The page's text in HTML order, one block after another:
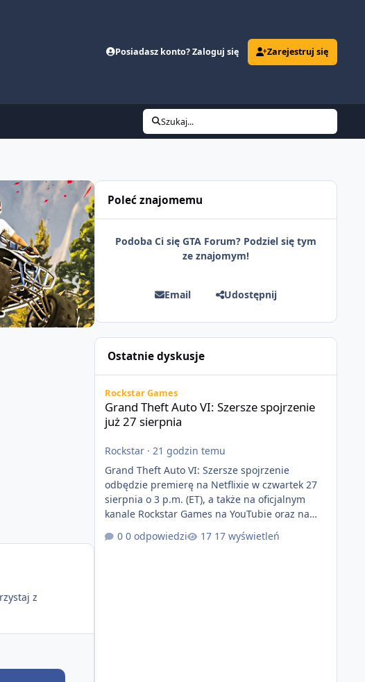
Posiadasz konto? Zaloguj się Zarejestruj się
Szukaj...
z
Poleć znajomemu
Podoba Ci się GTA Forum? Podziel się tym
ze znajomym!
Email Udostępnij
Ostatnie dyskusje
Rockstar Games
Grand Theft Auto VI: Szersze spojrzenie
już 27 sierpnia
Rockstar· 21 godzin temu
Grand Theft Auto VI: Szersze spojrzenie
odbędzie premierę na Netflixie w czwartek 27
sierpnia o 3 p.m. (ET), a także na oficjalnym
kanale Rockstar Games na YouTubie oraz na
stronie Grand Theft Auto VI o 9 p.m. (ET) 27
sierpnia. https://netflix.com/GTAVI Grand Theft
0 odpowiedzi 17 wyświetleń